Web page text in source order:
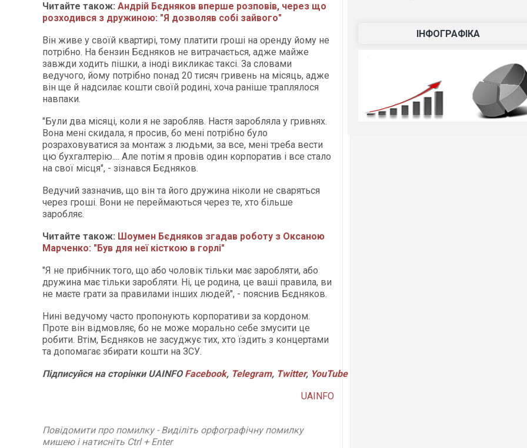
Читайте також: Андрій Бєдняков вперше розповів, через що
розходився з дружиною: "Я дозволяв собі зайвого"
Він живе у своїй квартирі, тому платити гроші на оренду йому не
потрібно. На бензин Бєдняков не витрачається, адже майже
завжди ходить пішки, а іноді викликає таксі. За словами
ведучого, йому потрібно понад 20 тисяч гривень на місяць, адже
він ще й надсилає кошти своїй родині, хоча раніше траплялося
навпаки.
"Були два місяці, коли я не заробляв. Настя заробляла у гривнях.
Вона мені скидала, я просив, бо мені потрібно було
розраховуватися за монтаж з людьми, за все, мені треба вести
цю бухгалтерію.... Але потім я провів один корпоратив і все стало
на свої місця", - зізнався Бєдняков.
Ведучий зазначив, що він та його дружина ніколи не сваряться
через гроші. Вони не переймаються через те, хто більше
заробляє.
Читайте також: Шоумен Бєдняков згадав роботу з Оксаною
Марченко: "Був для неї кісткою в горлі"
"Я не прибічник того, що або чоловік тільки має заробляти, або
дружина має тільки заробляти. Ні, це родина, це ваші правила, ви
не маєте грати за правилами інших людей", - пояснив Бєдняков.
Нині ведучому часто пропонують корпоративи за кордоном.
Проте він відмовляє, бо не може морально себе змусити це
робити. Втім, Бєдняков не засуджує тих, хто їздить з концертами
та допомагає збирати кошти на ЗСУ.
Підписуйся на сторінки UAINFO Facebook, Telegram, Twitter, YouTube
UAINFO
Повідомити про помилку - Виділіть орфографічну помилку
мишею і натисніть Ctrl + Enter
ІНФОГРАФІКА